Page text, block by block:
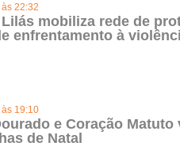
22:32
mobiliza rede de
enfrentamento à
19:10
e Coração Matuto
de Natal